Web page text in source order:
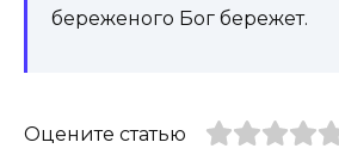
береженого Бог бережет.
Оцените статью